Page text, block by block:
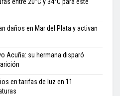
entre 20°C y 34°C para este
daños en Mar del Plata y activan
Acuña: su hermana disparó
en tarifas de luz en 11